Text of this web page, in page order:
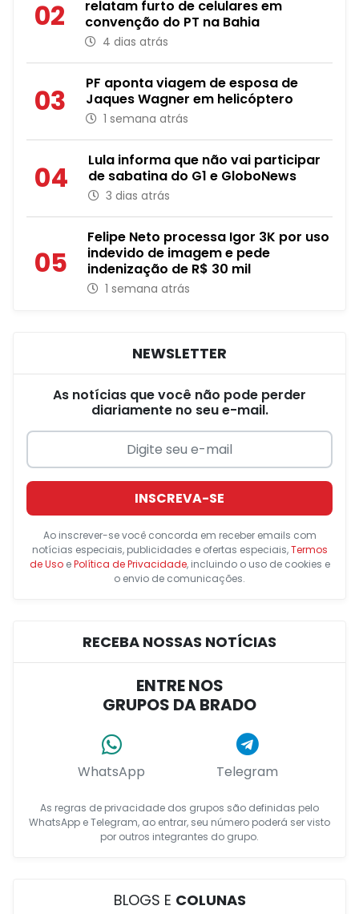
02
relatam furto de celulares em
convenção do PT na Bahia
4 dias atrás
03
PF aponta viagem de esposa de
Jaques Wagner em helicóptero
1 semana atrás
04
Lula informa que não vai participar
de sabatina do G1 e GloboNews
3 dias atrás
05
Felipe Neto processa Igor 3K por uso
indevido de imagem e pede
indenização de R$ 30 mil
1 semana atrás
NEWSLETTER
As notícias que você não pode perder
diariamente no seu e-mail.
INSCREVA-SE
Ao inscrever-se você concorda em receber emails com
notícias especiais, publicidades e ofertas especiais,Termos
de UsoePolítica de Privacidade, incluindo o uso de cookies e
o envio de comunicações.
RECEBA NOSSAS NOTÍCIAS
ENTRE NOS
GRUPOS DA BRADO
WhatsApp Telegram
As regras de privacidade dos grupos são definidas pelo
WhatsApp e Telegram, ao entrar, seu número poderá ser visto
por outros integrantes do grupo.
BLOGS E COLUNAS